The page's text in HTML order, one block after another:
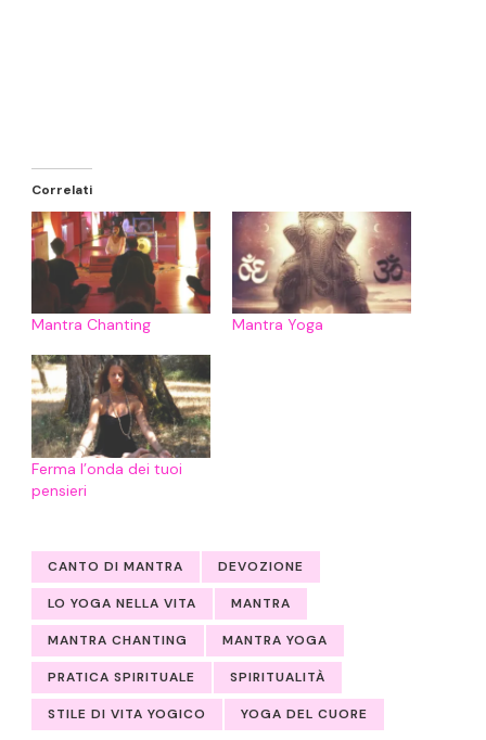
Correlati
Mantra Chanting Mantra Yoga
Ferma l’onda dei tuoi
pensieri
CANTO DI MANTRA DEVOZIONE
LO YOGA NELLA VITA MANTRA
MANTRA CHANTING MANTRA YOGA
PRATICA SPIRITUALE SPIRITUALITÀ
STILE DI VITA YOGICO YOGA DEL CUORE